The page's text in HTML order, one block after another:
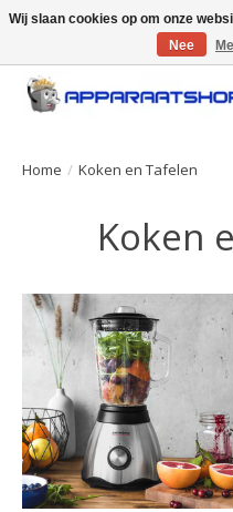
Large selection of products and
Home / Koken en Tafelen
Koken
Wij slaan cookies op om onze
Nee